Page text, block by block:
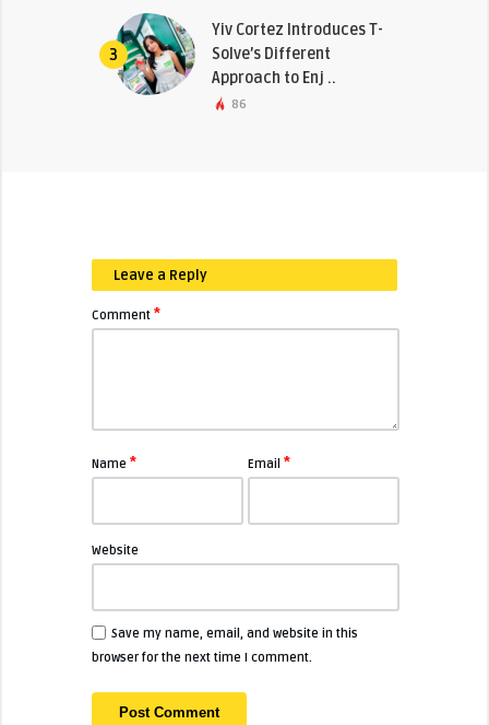
3
Yiv Cortez Introduces T-
Solve’s Different
Approach to Enj ..
86
Leave a Reply
Comment *
Name * Email*
Website
Save my name, email, and website in this
browser for the next time I comment.